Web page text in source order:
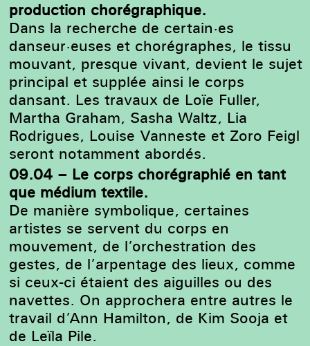
production chorégraphique.
Dans la recherche de certain·es
danseur·euses et chorégraphes, le tissu
mouvant, presque vivant, devient le sujet
principal et supplée ainsi le corps
dansant. Les travaux de Loïe Fuller,
Martha Graham, Sasha Waltz, Lia
Rodrigues, Louise Vanneste et Zoro Feigl
seront notamment abordés.
09.04 – Le corps chorégraphié en tant
que médium textile.
De manière symbolique, certaines
artistes se servent du corps en
mouvement, de l’orchestration des
gestes, de l’arpentage des lieux, comme
si ceux-ci étaient des aiguilles ou des
navettes. On approchera entre autres le
travail d’Ann Hamilton, de Kim Sooja et
de Leïla Pile.